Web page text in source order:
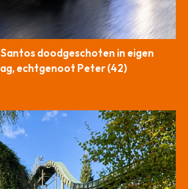
Santos doodgeschoten in eigen
echtgenoot Peter (42)